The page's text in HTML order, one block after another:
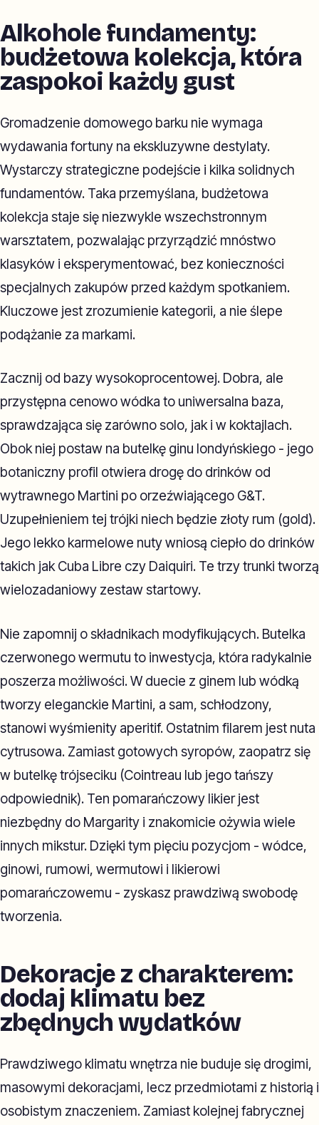
Alkohole fundamenty:
budżetowa kolekcja, która
zaspokoi każdy gust
Gromadzenie domowego barku nie wymaga
wydawania fortuny na ekskluzywne destylaty.
Wystarczy strategiczne podejście i kilka solidnych
fundamentów. Taka przemyślana, budżetowa
kolekcja staje się niezwykle wszechstronnym
warsztatem, pozwalając przyrządzić mnóstwo
klasyków i eksperymentować, bez konieczności
specjalnych zakupów przed każdym spotkaniem.
Kluczowe jest zrozumienie kategorii, a nie ślepe
podążanie za markami.
Zacznij od bazy wysokoprocentowej. Dobra, ale
przystępna cenowo wódka to uniwersalna baza,
sprawdzająca się zarówno solo, jak i w koktajlach.
Obok niej postaw na butelkę ginu londyńskiego - jego
botaniczny profil otwiera drogę do drinków od
wytrawnego Martini po orzeźwiającego G&T.
Uzupełnieniem tej trójki niech będzie złoty rum (gold).
Jego lekko karmelowe nuty wniosą ciepło do drinków
takich jak Cuba Libre czy Daiquiri. Te trzy trunki tworzą
wielozadaniowy zestaw startowy.
Nie zapomnij o składnikach modyfikujących. Butelka
czerwonego wermutu to inwestycja, która radykalnie
poszerza możliwości. W duecie z ginem lub wódką
tworzy eleganckie Martini, a sam, schłodzony,
stanowi wyśmienity aperitif. Ostatnim filarem jest nuta
cytrusowa. Zamiast gotowych syropów, zaopatrz się
w butelkę trójseciku (Cointreau lub jego tańszy
odpowiednik). Ten pomarańczowy likier jest
niezbędny do Margarity i znakomicie ożywia wiele
innych mikstur. Dzięki tym pięciu pozycjom - wódce,
ginowi, rumowi, wermutowi i likierowi
pomarańczowemu - zyskasz prawdziwą swobodę
tworzenia.
Dekoracje z charakterem:
dodaj klimatu bez
zbędnych wydatków
Prawdziwego klimatu wnętrza nie buduje się drogimi,
masowymi dekoracjami, lecz przedmiotami z historią i
osobistym znaczeniem. Zamiast kolejnej fabrycznej